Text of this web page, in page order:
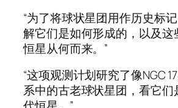
“为了将球状星团用作历史标
解它们是如何形成的，以及这
恒星从何而来。”
“这项观测计划研究了像NGC
系中的古老球状星团，看它们